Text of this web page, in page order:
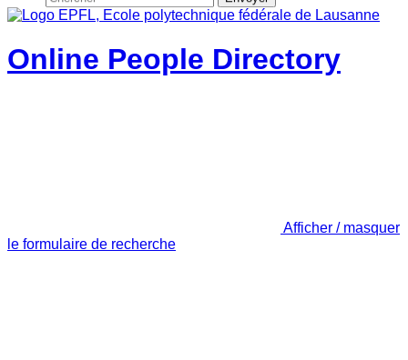
Online People Directory
Afficher / masquer
le formulaire de recherche